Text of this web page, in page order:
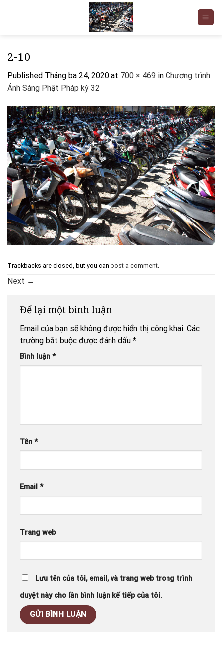
2-10
Published Tháng ba 24, 2020 at 700 × 469 in Chương trình
Ánh Sáng Phật Pháp kỳ 32
Trackbacks are closed, but you can post a comment
Next →
Để lại một bình luận
Email của bạn sẽ không được hiển thị công khai. Các
trường bắt buộc được đánh dấu *
Bình luận *
Tên *
Email *
Trang web
Lưu tên của tôi, email, và trang web trong trình
duyệt này cho lần bình luận kế tiếp của tôi.